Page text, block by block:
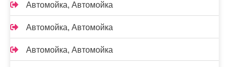
Автомойка, Автомойка
Автомойка, Автомойка
Автомойка, Автомойка